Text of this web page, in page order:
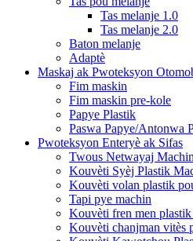
Tas melanje 1.0
Tas melanje 2.0
Baton melanje
Adaptè
Maskaj ak Pwoteksyon
Fim maskin
Fim maskin pre-kole
Papye Plastik
Paswa Papye/Antonwa
Pwoteksyon Enteryè ak Sifas
Twous Netwayaj Machin
Kouvèti Syèj Plastik
Kouvèti volan plastik
Tapi pye machin
Kouvèti fren men
Kouvèti chanjman vitès